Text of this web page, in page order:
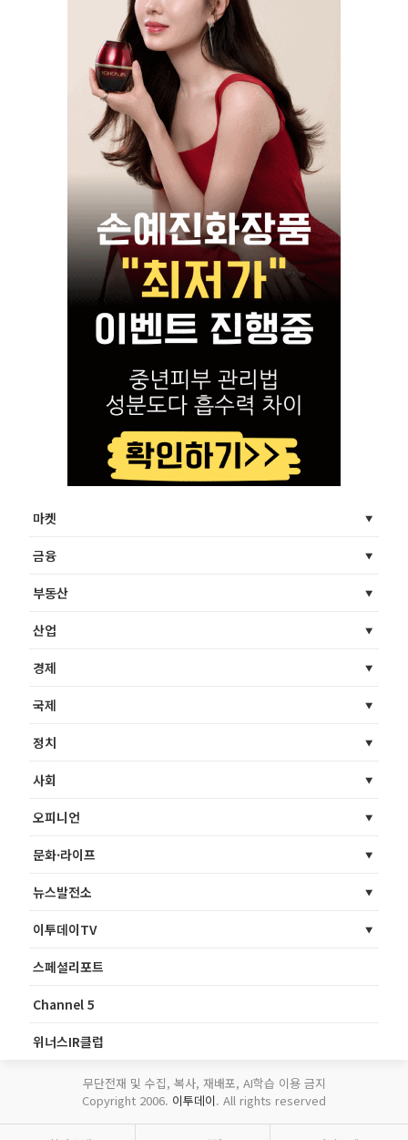
마켓
금융
부동산
산업
경제
국제
정치
사회
오피니언
문화·라이프
뉴스발전소
이투데이TV
스페셜리포트
Channel 5
위너스IR클럽
무단전재 및 수집, 복사, 재배포, AI학습 이용 금지
Copyright 2006. 이투데이. All rights reserved